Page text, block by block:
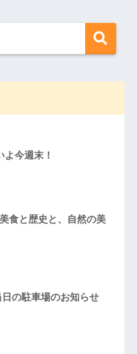
今週末！
食と歴史と、自然の美
日の駐車場のお知らせ